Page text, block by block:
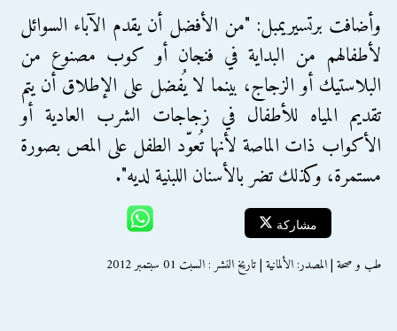
وأضافت برتسيريمبل: "من الأفضل أن يقدم الآباء السوائل
لأطفالهم من البداية في فنجان أو كوب مصنوع من
البلاستيك أو الزجاج، بينما لا يُفضل على الإطلاق أن يتم
تقديم المياه للأطفال في زجاجات الشرب العادية أو
الأكواب ذات الماصة لأنها تُعوّد الطفل على المص بصورة
مستمرة، وكذلك تضر بالأسنان اللبنية لديه".
مشاركة
طب و صحة | المصدر: الألمانية | تاريخ النشر : السبت 01 سبتمبر 2012